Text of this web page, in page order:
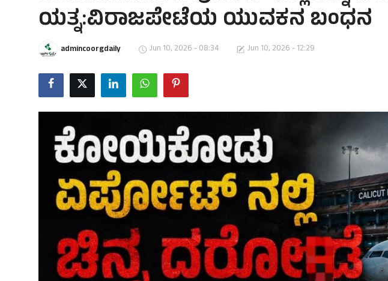
ಯತ್ನ:ವಿರಾಜಪೇಟೆಯ ಯುವಕನ ಬಂಧನ
admincoorgdaily Jun 10, 2026 - 08:34 Jun 10, 2026 - 12:29